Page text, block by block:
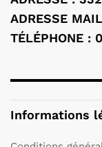
ADRESSE
TÉLÉPHONE :
Informations